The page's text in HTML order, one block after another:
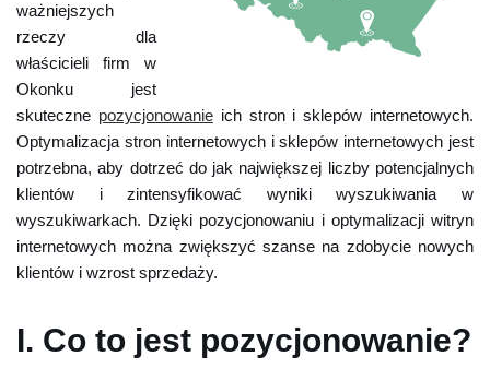
ważniejszych
rzeczy dla
właścicieli firm w
Okonku jest
skuteczne pozycjonowanieich stron i sklepów internetowych.
Optymalizacja stron internetowych i sklepów internetowych jest
potrzebna, aby dotrzeć do jak największej liczby potencjalnych
klientów i zintensyfikować wyniki wyszukiwania w
wyszukiwarkach. Dzięki pozycjonowaniu i optymalizacji witryn
internetowych można zwiększyć szanse na zdobycie nowych
klientów i wzrost sprzedaży.
I. Co to jest pozycjonowanie?